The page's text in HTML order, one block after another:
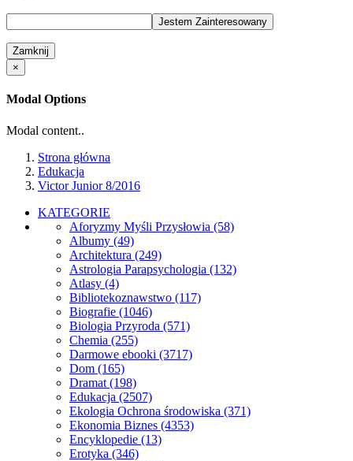
Zamknij
×
Modal Options
Modal content..
Strona główna
Edukacja
Victor Junior 8/2016
KATEGORIE
Aforyzmy Myśli Przysłowia (58)
Albumy (49)
Architektura (249)
Astrologia Parapsychologia (132)
Atlasy (4)
Bibliotekoznawstwo (117)
Biografie (1046)
Biologia Przyroda (571)
Chemia (255)
Darmowe ebooki (3717)
Dom (165)
Dramat (198)
Edukacja (2507)
Ekologia Ochrona środowiska (371)
Ekonomia Biznes (4353)
Encyklopedie (13)
Erotyka (346)